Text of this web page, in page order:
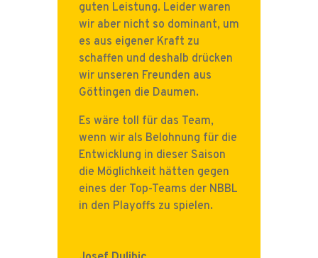
guten Leistung. Leider waren
wir aber nicht so dominant, um
es aus eigener Kraft zu
schaffen und deshalb drücken
wir unseren Freunden aus
Göttingen die Daumen.
Es wäre toll für das Team,
wenn wir als Belohnung für die
Entwicklung in dieser Saison
die Möglichkeit hätten gegen
eines der Top-Teams der NBBL
in den Playoffs zu spielen.